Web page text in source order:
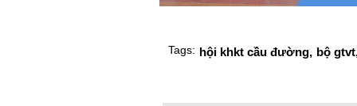
Tags: hội khkt cầu đường, bộ